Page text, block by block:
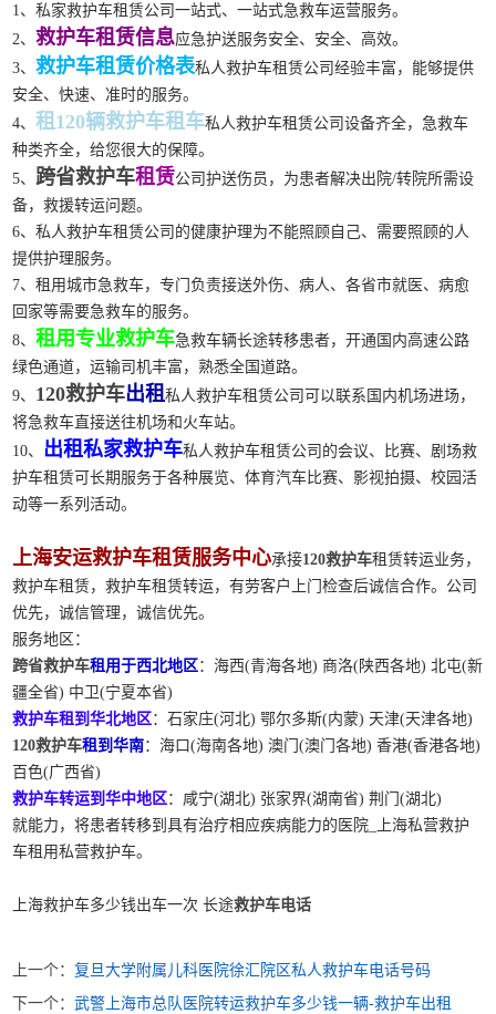
1、私家救护车租赁公司一站式、一站式急救车运营服务。
2、救护车租赁信息应急护送服务安全、安全、高效。
3、救护车租赁价格表私人救护车租赁公司经验丰富，能够提供
安全、快速、准时的服务。
4、租120辆救护车租车私人救护车租赁公司设备齐全，急救车
种类齐全，给您很大的保障。
5、 跨省救护车租赁公司护送伤员，为患者解决出院/转院所需设
备，救援转运问题。
6、私人救护车租赁公司的健康护理为不能照顾自己、需要照顾的人
提供护理服务。
7、租用城市急救车，专门负责接送外伤、病人、各省市就医、病愈
回家等需要急救车的服务。
8、租用专业救护车急救车辆长途转移患者，开通国内高速公路
绿色通道，运输司机丰富，熟悉全国道路。
9、 120救护车出租私人救护车租赁公司可以联系国内机场进场，
将急救车直接送往机场和火车站。
10、 出租私家救护车私人救护车租赁公司的会议、比赛、剧场救
护车租赁可长期服务于各种展览、体育汽车比赛、影视拍摄、校园活
动等一系列活动。
上海安运救护车租赁服务中心承接120救护车租赁转运业务，
救护车租赁，救护车租赁转运，有劳客户上门检查后诚信合作。公司
优先，诚信管理，诚信优先。
服务地区：
跨省救护车租用于西北地区 ：海西(青海各地) 商洛(陕西各地) 北屯(新
疆全省) 中卫(宁夏本省)
救护车租到华北地区 ：石家庄(河北) 鄂尔多斯(内蒙) 天津(天津各地)
120救护车租到华南：海口(海南各地) 澳门(澳门各地) 香港(香港各地)
百色(广西省)
救护车转运到华中地区 ：咸宁(湖北) 张家界(湖南省) 荆门(湖北)
就能力，将患者转移到具有治疗相应疾病能力的医院_上海私营救护
车租用私营救护车。
上海救护车多少钱出车一次 长途救护车电话
上一个：复旦大学附属儿科医院徐汇院区私人救护车电话号码
下一个：武警上海市总队医院转运救护车多少钱一辆-救护车出租